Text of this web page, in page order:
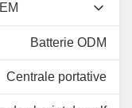
Batterie ODM
Centrale portative